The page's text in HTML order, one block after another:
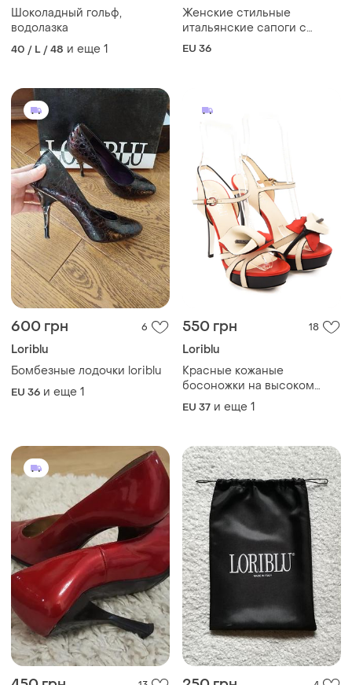
Шоколадный гольф,
водолазка
40 / L / 48 и еще 1
Женские стильные
итальянские сапоги с
натуральной замши 36р..
EU 36
600 грн 6
Loriblu
Бомбезные лодочки loriblu
EU 36 и еще 1
550 грн 18
Loriblu
Красные кожаные
босоножки на высоком
каблуке натуральная кожа
италия босоножки на
EU 37 и еще 1